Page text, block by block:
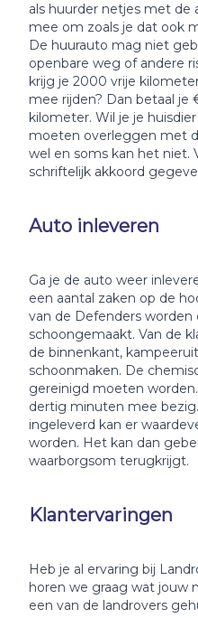
als huurder netjes met de
mee om zoals je dat ook
De huurauto mag niet
openbare weg of andere
krijg je 2000 vrije
mee rijden? Dan betaal je
kilometer. Wil je je
moeten overleggen met
wel en soms kan het niet.
schriftelijk akkoord
Auto inleveren
Ga je de auto weer
een aantal zaken op de
van de Defenders worden
schoongemaakt. Van de
de binnenkant,
schoonmaken. De
gereinigd moeten
dertig minuten mee
ingeleverd kan er
worden. Het kan dan
waarborgsom terugkrijgt.
Klantervaringen
Heb je al ervaring bij
horen we graag wat jouw
een van de landrovers